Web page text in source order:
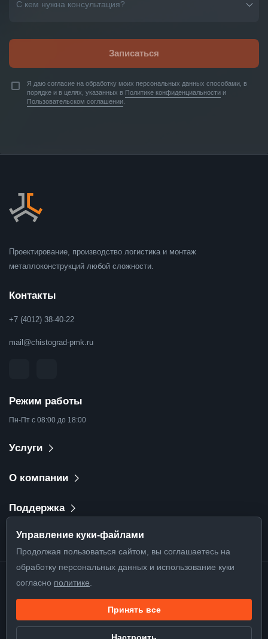
Управление куки-файлами
Продолжая пользоваться сайтом, вы соглашаетесь на
обработку персональных данных и использование куки
согласно политике
Принять все
С кем нужна консультация?
Записаться
Я даю согласие на обработку моих персональных данных способами, в
порядке и в целях, указанных в Политике конфиденциальности и
Пользовательском соглашении
Проектирование, производство логистика и монтаж
металлоконструкций любой сложности.
Контакты
+7 (4012) 38-40-22
mail@chistograd-pmk.ru
Режим работы
Пн-Пт с 08:00 до 18:00
Услуги
О компании
Поддержка
©2026
ИНН: 3906302285
ОГРН: 1133926030732